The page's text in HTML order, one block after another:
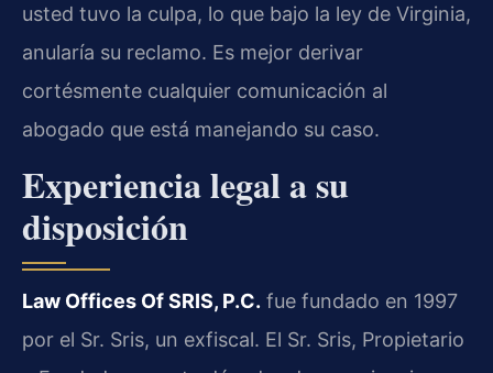
usted tuvo la culpa, lo que bajo la ley de Virginia,
anularía su reclamo. Es mejor derivar
cortésmente cualquier comunicación al
abogado que está manejando su caso.
Experiencia legal a su
disposición
Law Offices Of SRIS, P.C. fue fundado en 1997
por el Sr. Sris, un exfiscal. El Sr. Sris, Propietario